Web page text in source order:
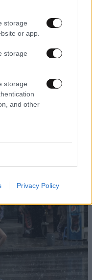
storage
or app.
storage
storage
and other
Privacy Policy
αφαίρεσε
του χωρίς καμία